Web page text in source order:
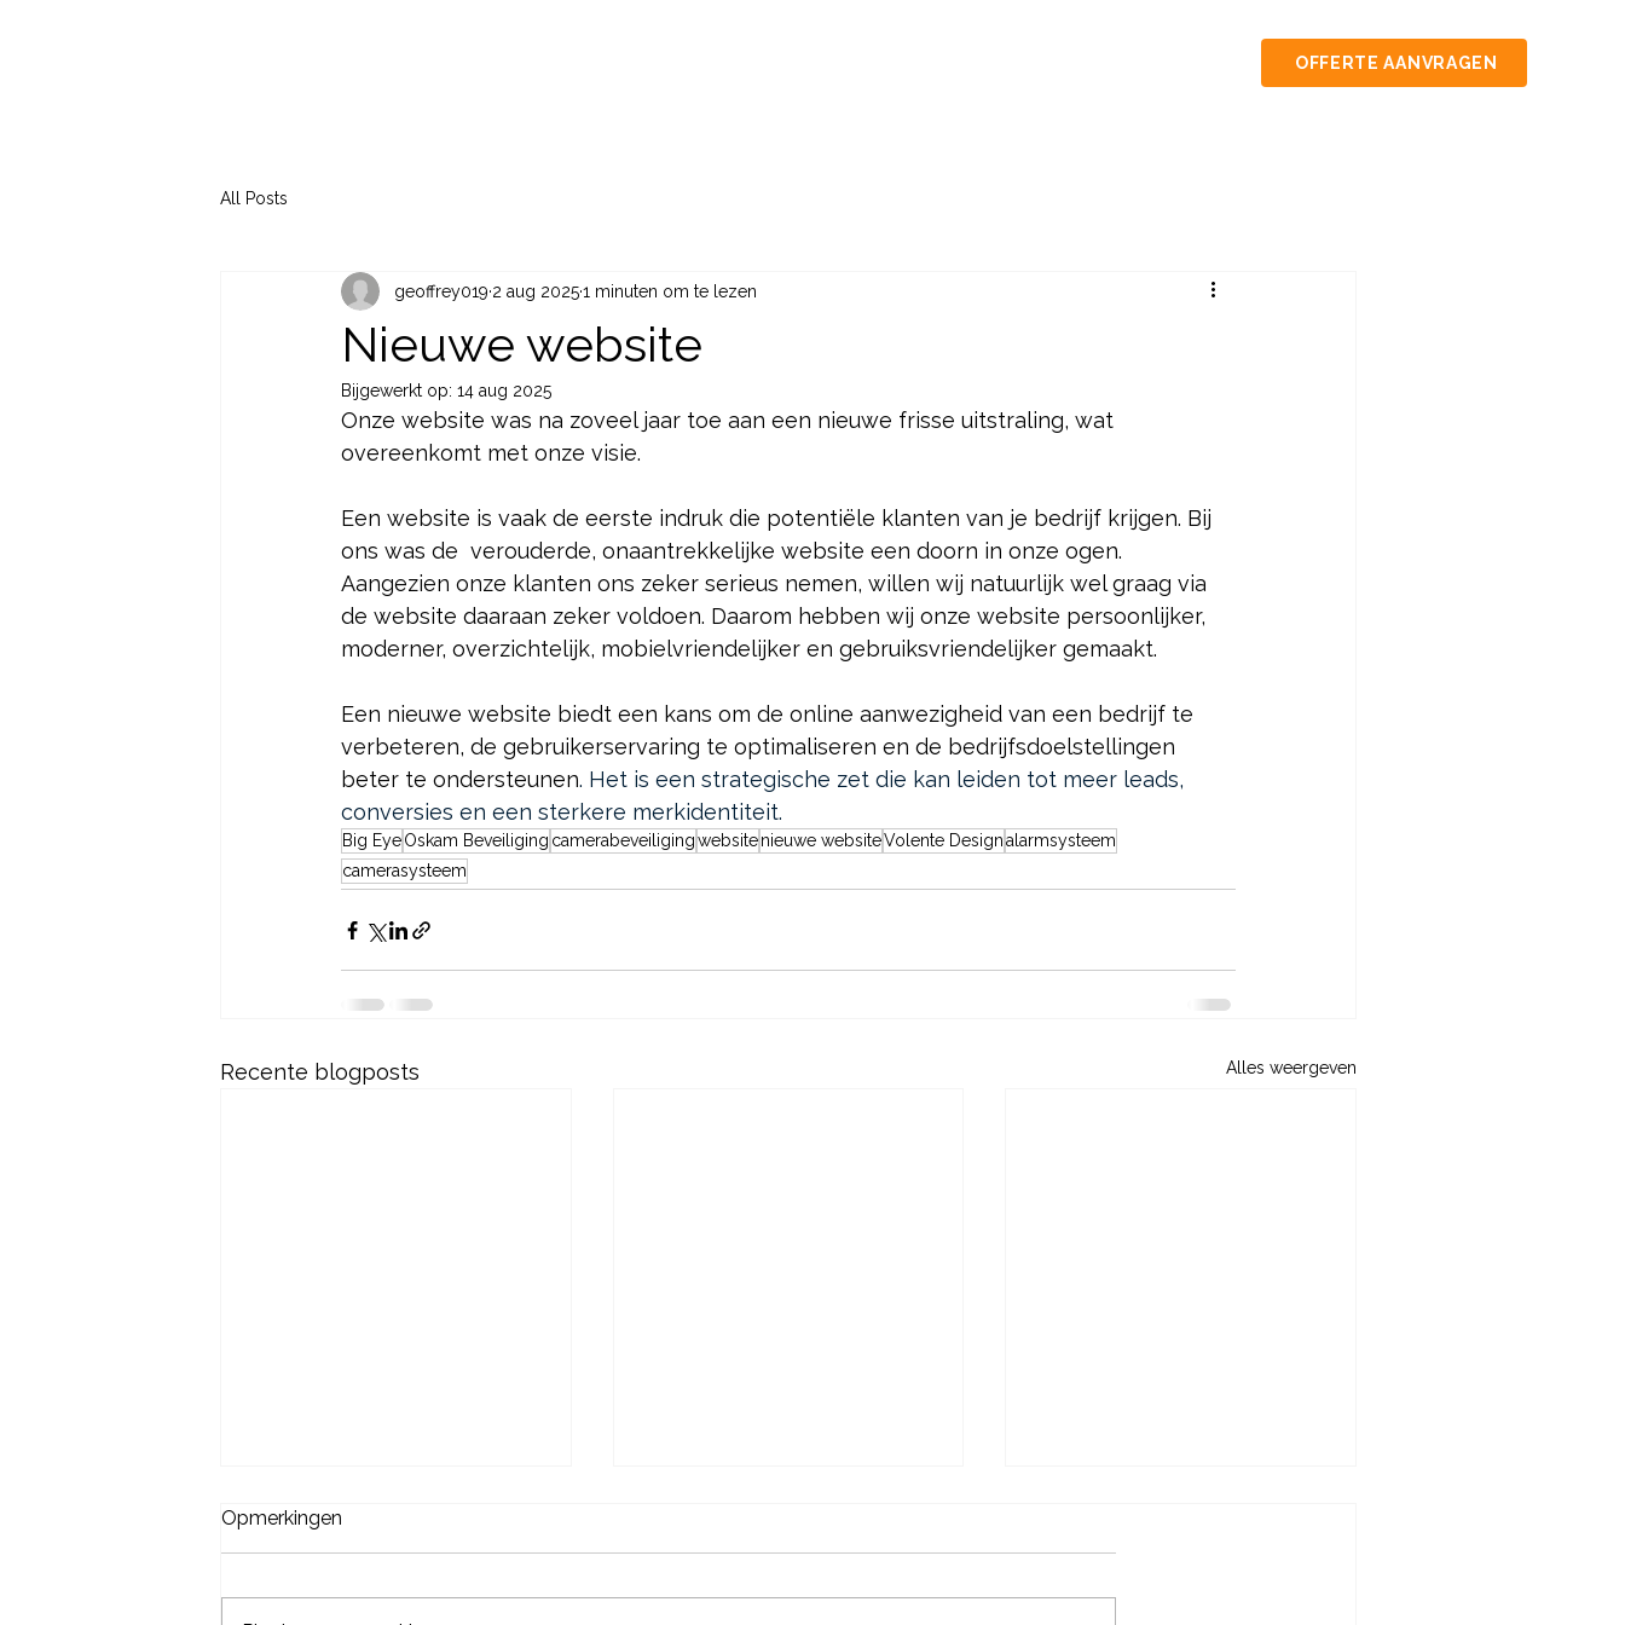
OFFERTE AANVRAGEN
All Posts
Nieuwe website
geoffrey019 2 aug 20251 minuten om te lezen
Bijgewerkt op: 14 aug 2025
Onze website was na zoveel jaar toe aan een nieuwe frisse uitstraling, wat
overeenkomt met onze visie.
Een website is vaak de eerste indruk die potentiële klanten van je bedrijf krijgen. Bij
ons was de  verouderde, onaantrekkelijke website een doorn in onze ogen.
Aangezien onze klanten ons zeker serieus nemen, willen wij natuurlijk wel graag via
de website daaraan zeker voldoen. Daarom hebben wij onze website persoonlijker,
moderner, overzichtelijk, mobielvriendelijker en gebruiksvriendelijker gemaakt.
Een nieuwe website biedt een kans om de online aanwezigheid van een bedrijf te
verbeteren, de gebruikerservaring te optimaliseren en de bedrijfsdoelstellingen
beter te ondersteunen. Het is een strategische zet die kan leiden tot meer leads,
conversies en een sterkere merkidentiteit.
Big EyeOskam Beveiliging camerabeveiligingwebsitenieuwe websiteVolente Designalarmsysteem
camerasysteem
Recente blogposts Alles weergeven
Opmerkingen